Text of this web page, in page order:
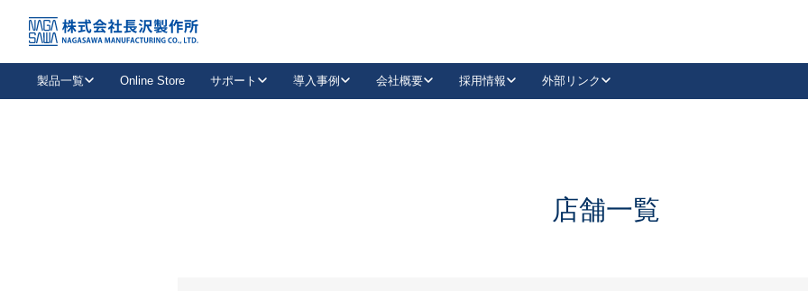
製品一覧
抗ウイルス・抗菌製品
Online Store サポート 導入事例 会社概要 採用情報 外部リンク
LinkedIn
KSS加盟店・取扱店情報
店舗一覧
店舗一覧